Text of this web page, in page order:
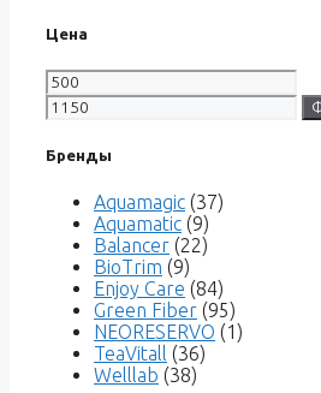
Цена
Бренды
Aquamagic (37)
Aquamatic (9)
Balancer (22)
BioTrim (9)
Enjoy Care (84)
Green Fiber (95)
NEORESERVO (1)
TeaVitall (36)
Welllab (38)